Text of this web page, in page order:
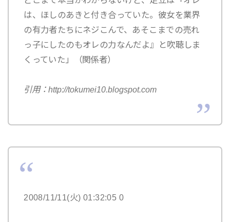
は、ほしのあきと付き合っていた。彼女を業界
の有力者たちにネジこんで、あそこまでの売れ
っ子にしたのもオレの力なんだよ』と吹聴しま
くっていた」（関係者）
引用：http://tokumei10.blogspot.com
2008/11/11(火) 01:32:05 0